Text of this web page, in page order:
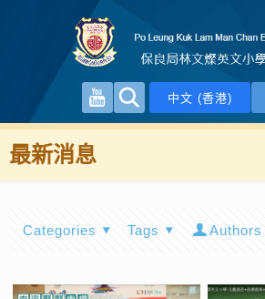
中文 (香港)
最新消息
Categories Tags Authors